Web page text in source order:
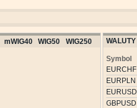
mWIG40 WIG50 WIG250 WALUTY
Symbol
EURCHF
EURPLN
EURUSD
GBPUSD